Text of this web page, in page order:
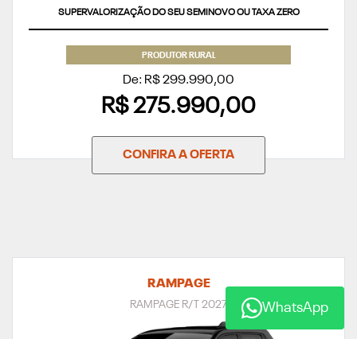
SUPERVALORIZAÇÃO DO SEU SEMINOVO OU TAXA ZERO
PRODUTOR RURAL
De: R$ 299.990,00
R$ 275.990,00
CONFIRA A OFERTA
RAMPAGE
RAMPAGE R/T 2027 WhatsApp